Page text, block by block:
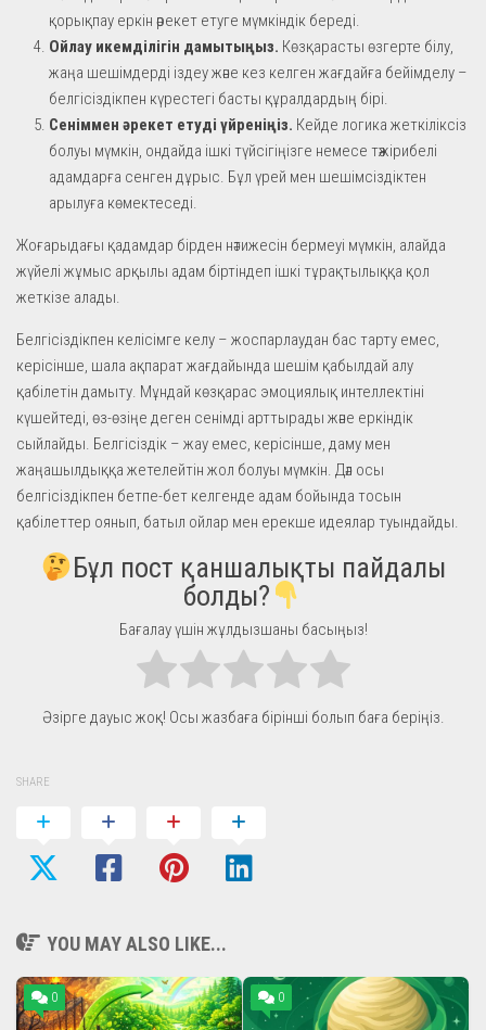
қорықпау еркін әрекет етуге мүмкіндік береді.
Ойлау икемділігін дамытыңыз. Көзқарасты өзгерте білу,
жаңа шешімдерді іздеу және кез келген жағдайға бейімделу –
белгісіздікпен күрестегі басты құралдардың бірі.
Сеніммен әрекет етуді үйреніңіз. Кейде логика жеткіліксіз
болуы мүмкін, ондайда ішкі түйсігіңізге немесе тәжірибелі
адамдарға сенген дұрыс. Бұл үрей мен шешімсіздіктен
арылуға көмектеседі.
Жоғарыдағы қадамдар бірден нәтижесін бермеуі мүмкін, алайда
жүйелі жұмыс арқылы адам біртіндеп ішкі тұрақтылыққа қол
жеткізе алады.
Белгісіздікпен келісімге келу – жоспарлаудан бас тарту емес,
керісінше, шала ақпарат жағдайында шешім қабылдай алу
қабілетін дамыту. Мұндай көзқарас эмоциялық интеллектіні
күшейтеді, өз-өзіңе деген сенімді арттырады және еркіндік
сыйлайды. Белгісіздік – жау емес, керісінше, даму мен
жаңашылдыққа жетелейтін жол болуы мүмкін. Дәл осы
белгісіздікпен бетпе-бет келгенде адам бойында тосын
қабілеттер оянып, батыл ойлар мен ерекше идеялар туындайды.
Бұл пост қаншалықты пайдалы
болды?
Бағалау үшін жұлдызшаны басыңыз!
Әзірге дауыс жоқ! Осы жазбаға бірінші болып баға беріңіз.
SHARE
YOU MAY ALSO LIKE...
0 0